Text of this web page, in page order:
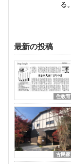
る。
最新の投稿
住教育
古民家